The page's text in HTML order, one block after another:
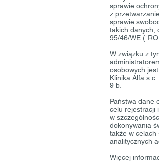
sprawie
z
sprawie
takich danych,
95/46/WE
W związku z
osobowych jest:
Klinika Alfa
9 b.
Państwa dane
celu rejestracji
w
dokonywania
także w celach
analitycznych
Więcej